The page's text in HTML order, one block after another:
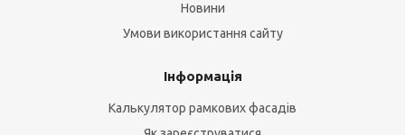
Новини
Умови використання сайту
Інформація
Калькулятор рамкових фасадів